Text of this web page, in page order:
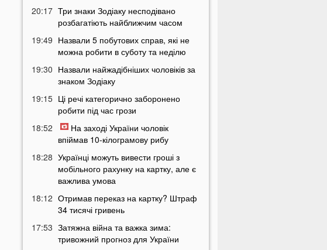
20:17 Три знаки Зодіаку несподівано
розбагатіють найближчим часом
19:49 Назвали 5 побутових справ, які не
можна робити в суботу та неділю
19:30 Назвали найжадібніших чоловіків за
знаком Зодіаку
19:15 Ці речі категорично заборонено
робити під час грози
18:52
На заході України чоловік
впіймав 10-кілограмову рибу
18:28 Українці можуть вивести гроші з
мобільного рахунку на картку, але є
важлива умова
18:12 Отримав переказ на картку? Штраф
34 тисячі гривень
17:53 Затяжна війна та важка зима:
тривожний прогноз для України